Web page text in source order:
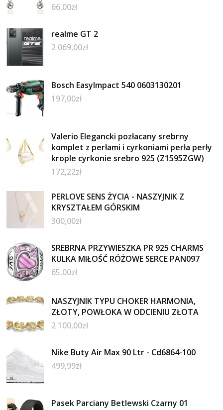
66,00zł
realme GT 2
2 069,00zł
Bosch EasyImpact 540 0603130201
197,00zł
Valerio Elegancki pozłacany srebrny
komplet z perłami i cyrkoniami perła perły
krople cyrkonie srebro 925 (Z1595ZGW)
172,22zł
PERLOVE SENS ŻYCIA - NASZYJNIK Z
KRYSZTAŁEM GÓRSKIM
300,00zł
SREBRNA PRZYWIESZKA PR 925 CHARMS
KULKA MIŁOŚĆ RÓŻOWE SERCE PAN097
65,00zł
NASZYJNIK TYPU CHOKER HARMONIA,
ZŁOTY, POWŁOKA W ODCIENIU ZŁOTA
2 100,00zł
Nike Buty Air Max 90 Ltr - Cd6864-100
499,99zł
Pasek Parciany Betlewski Czarny 01